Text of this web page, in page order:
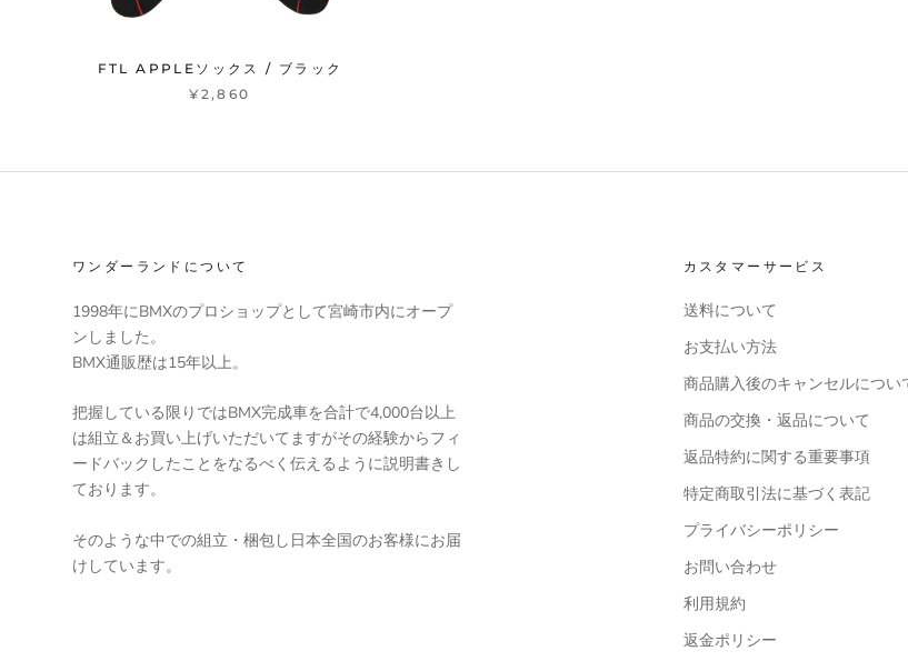
FTL APPLEソックス / ブラック
¥2,860
ワンダーランドについて
1998年にBMXのプロショップとして宮崎市内にオープ
ンしました。
BMX通販歴は15年以上。
把握している限りではBMX完成車を合計で4,000台以上
は組立＆お買い上げいただいてますがその経験からフィ
ードバックしたことをなるべく伝えるように説明書きし
ております。
そのような中での組立・梱包し日本全国のお客様にお届
けしています。
カスタマーサービス
送料について
お支払い方法
商品購入後のキャンセルについ
商品の交換・返品について
返品特約に関する重要事項
特定商取引法に基づく表記
プライバシーポリシー
お問い合わせ
利用規約
返金ポリシー